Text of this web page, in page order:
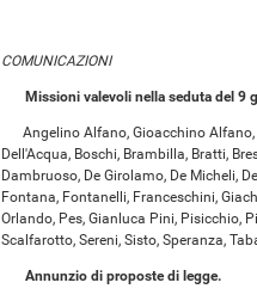
COMUNICAZIONI
Missioni valevoli nella seduta del 9
Angelino Alfano, Gioacchino Alfano,
Dell'Acqua, Boschi, Brambilla, Bratti,
Dambruoso, De Girolamo, De Micheli,
Fontana, Fontanelli, Franceschini,
Orlando, Pes, Gianluca Pini, Pisicchio,
Scalfarotto, Sereni, Sisto, Speranza,
Annunzio di proposte di legge.